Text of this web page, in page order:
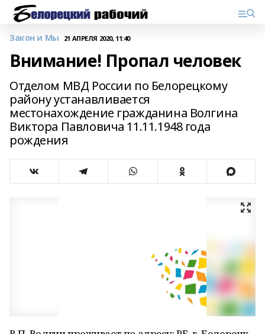
Закон и Мы 21 АПРЕЛЯ 2020, 11:40
Внимание! Пропал человек
Отделом МВД России по Белорецкому
району устанавливается
местонахождение гражданина Волгина
Виктора Павловича 11.11.1948 года
рождения